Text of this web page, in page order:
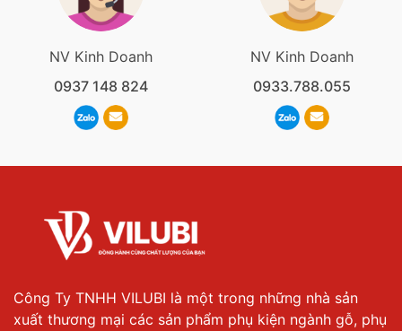
NV Kinh Doanh
0937 148 824
NV Kinh Doanh
0933.788.055
Công Ty TNHH VILUBI là một trong những nhà sản
xuất thương mại các sản phẩm phụ kiện ngành gỗ, phụ